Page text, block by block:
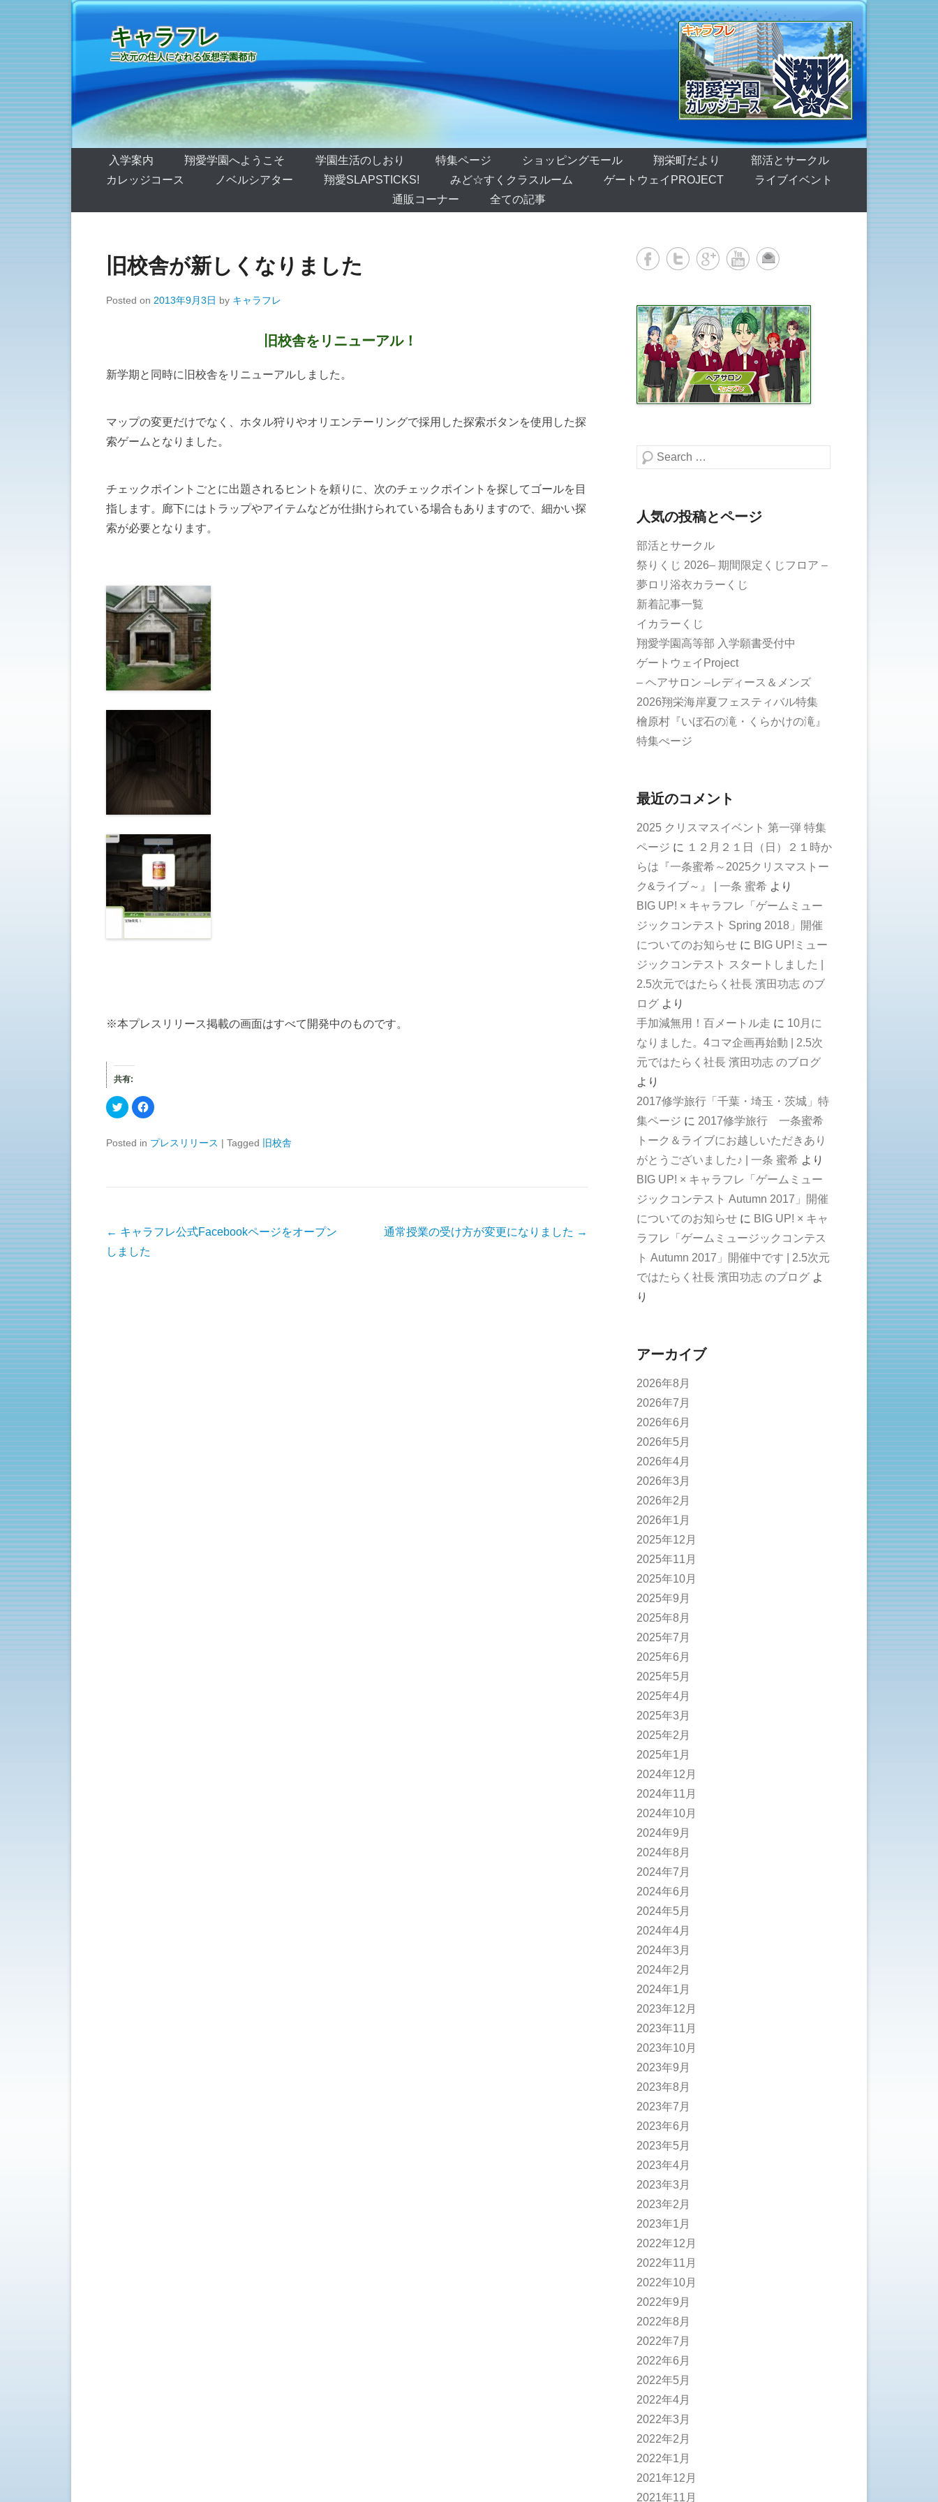
キャラフレ
二次元の住人になれる仮想学園都市
第1メニュー
コンテンツへ移動
入学案内 翔愛学園へようこそ 学園生活のしおり 特集ページ ショッピングモール 翔栄町だより
部活とサークル
カレッジコース
ノベルシアター 翔愛SLAPSTICKS! みど☆すくクラスルーム ゲートウェイPROJECT
ライブイベント
通販コーナー
全ての記事
旧校舎が新しくなりました
Posted on 2013年9月3日 by キャラフレ
旧校舎をリニューアル！
新学期と同時に旧校舎をリニューアルしました。
マップの変更だけでなく、ホタル狩りやオリエンテーリングで採用した探索ボタンを使用した探
索ゲームとなりました。
チェックポイントごとに出題されるヒントを頼りに、次のチェックポイントを探してゴールを目
指します。廊下にはトラップやアイテムなどが仕掛けられている場合もありますので、細かい探
索が必要となります。
※本プレスリリース掲載の画面はすべて開発中のものです。
共有:
ク
リ
し
て
t
有
(
新
し
F
a
b
o
有
ク
リ
ク
Posted in プレスリリース | Tagged 旧校舎
投稿ナビゲーション
← キャラフレ公式Facebookページをオープン
しました
通常授業の受け方が変更になりました →
検索する
人気の投稿とページ
部活とサークル
祭りくじ 2026– 期間限定くじフロア –
夢ロリ浴衣カラーくじ
新着記事一覧
イカラーくじ
翔愛学園高等部 入学願書受付中
ゲートウェイProject
– ヘアサロン –レディース＆メンズ
2026翔栄海岸夏フェスティバル特集
檜原村『いぼ石の滝・くらかけの滝』
特集ぺージ
最近のコメント
2025 クリスマスイベント 第一弾 特集
ページ に １２月２１日（日）２１時か
らは『一条蜜希～2025クリスマストー
ク&ライブ～』 | 一条 蜜希 より
BIG UP! × キャラフレ「ゲームミュー
ジックコンテスト Spring 2018」開催
についてのお知らせ に BIG UP!ミュー
ジックコンテスト スタートしました |
2.5次元ではたらく社長 濱田功志 のブ
ログ より
手加減無用！百メートル走 に 10月に
なりました。4コマ企画再始動 | 2.5次
元ではたらく社長 濱田功志 のブログ
より
2017修学旅行「千葉・埼玉・茨城」特
集ページ に 2017修学旅行 一条蜜希
トーク＆ライブにお越しいただきあり
がとうございました♪ | 一条 蜜希 より
BIG UP! × キャラフレ「ゲームミュー
ジックコンテスト Autumn 2017」開催
についてのお知らせ に BIG UP! × キャ
ラフレ「ゲームミュージックコンテス
ト Autumn 2017」開催中です | 2.5次元
ではたらく社長 濱田功志 のブログ よ
り
アーカイブ
2026年8月
2026年7月
2026年6月
2026年5月
2026年4月
2026年3月
2026年2月
2026年1月
2025年12月
2025年11月
2025年10月
2025年9月
2025年8月
2025年7月
2025年6月
2025年5月
2025年4月
2025年3月
2025年2月
2025年1月
2024年12月
2024年11月
2024年10月
2024年9月
2024年8月
2024年7月
2024年6月
2024年5月
2024年4月
2024年3月
2024年2月
2024年1月
2023年12月
2023年11月
2023年10月
2023年9月
2023年8月
2023年7月
2023年6月
2023年5月
2023年4月
2023年3月
2023年2月
2023年1月
2022年12月
2022年11月
2022年10月
2022年9月
2022年8月
2022年7月
2022年6月
2022年5月
2022年4月
2022年3月
2022年2月
2022年1月
2021年12月
2021年11月